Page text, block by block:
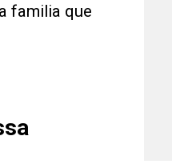
familia que